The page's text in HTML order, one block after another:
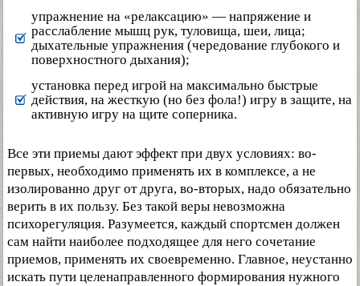
упражнение на «релаксацию» — напряжение и
расслабление мышц рук, туловища, шеи, лица;
дыхательные упражнения (чередование глубокого и
поверхностного дыхания);
установка перед игрой на максимально быстрые
действия, на жесткую (но без фола!) игру в защите, на
активную игру на щите соперника.
Все эти приемы дают эффект при двух условиях: во-
первых, необходимо применять их в комплексе, а не
изолированно друг от друга, во-вторых, надо обязательно
верить в их пользу. Без такой веры невозможна
психорегуляция. Разумеется, каждый спортсмен должен
сам найти наиболее подходящее для него сочетание
приемов, применять их своевременно. Главное, неустанно
искать пути целенаправленного формирования нужного